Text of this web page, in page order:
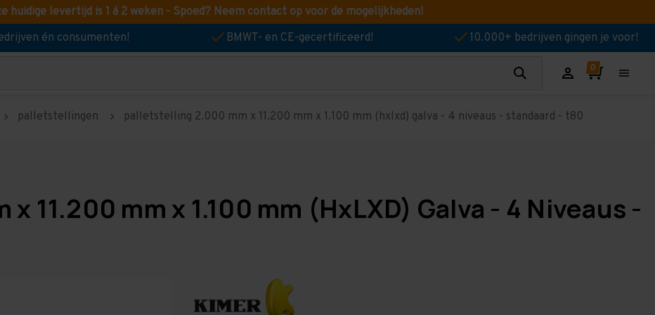
huidige levertijd is 1 á 2 weken - Spoed? Neem contact op voor de mogelijkheden!
én consumenten! BMWT- en CE-gecertificeerd! 10.000+ bedrijven gingen je voor!
palletstellingen palletstelling 2.000 mm x 11.200 mm x 1.100 mm (hxlxd) galva - 4 niveaus - standaard - t80
11.200 mm x 1.100 mm (HxLXD) Galva - 4 Niveaus -